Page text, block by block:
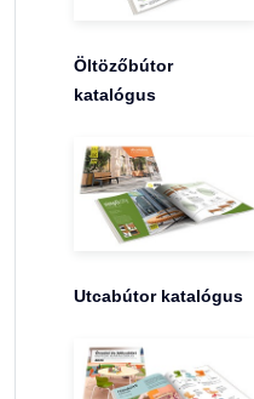
Öltözőbútor
katalógus
Utcabútor katalógus